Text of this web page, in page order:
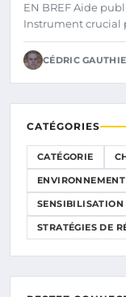
EN BREF Aide
Instrument crucial
CÉDRIC
CATÉGORIES
CATÉGORIE
SENSIBILISATION
STRATÉGIES DE